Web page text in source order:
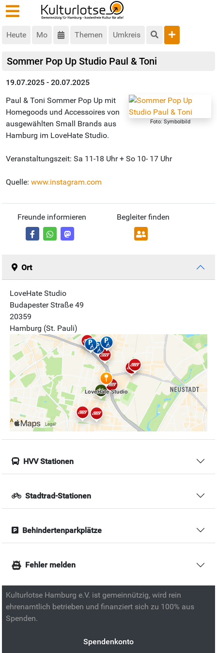
Heute Mo Themen Umkreis
Sommer Pop Up Studio Paul & Toni
19.07.2025 - 20.07.2025
Foto: Symbolbild
Paul & Toni Sommer Pop Up mit
Homegoods und Accessoires von
ausgewählten Small Brands aus
Hamburg im LoveHate Studio.
Veranstaltungszeit: Sa 11-18 Uhr + So 10- 17 Uhr
Quelle: www.instagram.com
Freunde informieren Begleiter finden
Ort
LoveHate Studio
Budapester Straße 49
20359
Hamburg (St. Pauli)
HVV Stationen
Stadtrad-Stationen
Behindertenparkplätze
Fehler melden
Kulturlotse Hamburg e.V. ist gemeinnützig, wird rein
ehrenamtlich betrieben und finanziert sich zu 100% aus
Spenden.
Spendenkonto